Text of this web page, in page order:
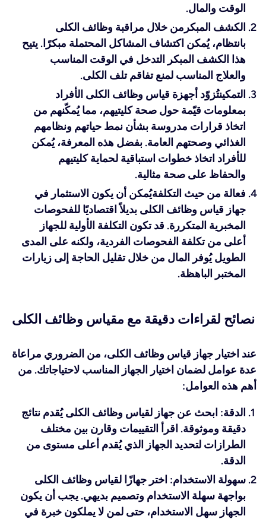
الوقت والمال.
الكشف المبكر من خلال مراقبة وظائف الكلى
بانتظام، يُمكن اكتشاف المشاكل المحتملة مبكرًا. يتيح
هذا الكشف المبكر التدخل في الوقت المناسب
والعلاج المناسب لمنع تفاقم تلف الكلى.
التمكينتُزوّد أجهزة قياس وظائف الكلى الأفراد
بمعلومات قيّمة حول صحة كليتيهم، مما يُمكّنهم من
اتخاذ قرارات مدروسة بشأن نمط حياتهم ونظامهم
الغذائي وصحتهم العامة. بفضل هذه المعرفة، يُمكن
للأفراد اتخاذ خطوات استباقية لحماية كليتيهم
والحفاظ على صحة مثالية.
فعالة من حيث التكلفةيُمكن أن يكون الاستثمار في
جهاز قياس وظائف الكلى بديلاً اقتصاديًا للفحوصات
المخبرية المتكررة. قد تكون التكلفة الأولية للجهاز
أعلى من تكلفة الفحوصات الفردية، ولكنه على المدى
الطويل يُوفر المال من خلال تقليل الحاجة إلى زيارات
المختبر الباهظة.
نصائح لقراءات دقيقة مع مقياس وظائف الكلى
عند اختيار جهاز قياس وظائف الكلى، من الضروري مراعاة
عدة عوامل لضمان اختيار الجهاز المناسب لاحتياجاتك. من
أهم هذه العوامل:
الدقة: ابحث عن جهاز لقياس وظائف الكلى يُقدم نتائج
دقيقة وموثوقة. اقرأ التقييمات وقارن بين مختلف
الطرازات لتحديد الجهاز الذي يُقدم أعلى مستوى من
الدقة.
سهولة الاستخدام: اختر جهازًا لقياس وظائف الكلى
بواجهة سهلة الاستخدام وتصميم بديهي. يجب أن يكون
الجهاز سهل الاستخدام، حتى لمن لا يملكون خبرة في